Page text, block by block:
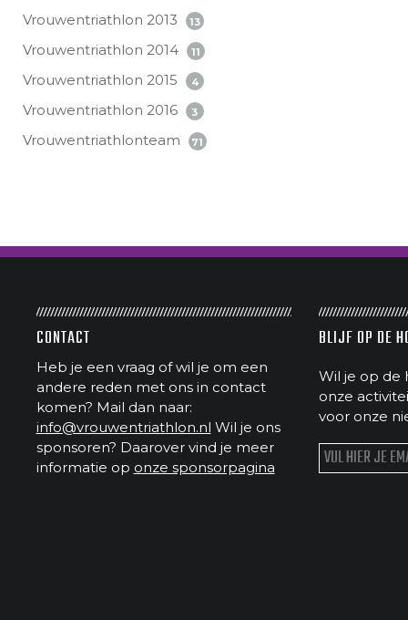
Vrouwentriathlon 2013 13
Vrouwentriathlon 2014 11
Vrouwentriathlon 2015 4
Vrouwentriathlon 2016 3
Vrouwentriathlonteam 71
CONTACT
Heb je een vraag of wil je om een
andere reden met ons in contact
komen? Mail dan naar:
info@vrouwentriathlon.nl Wil je ons
sponsoren? Daarover vind je meer
informatie op onze sponsorpagina
BLIJF OP DE
Wil je op de
onze
voor onze